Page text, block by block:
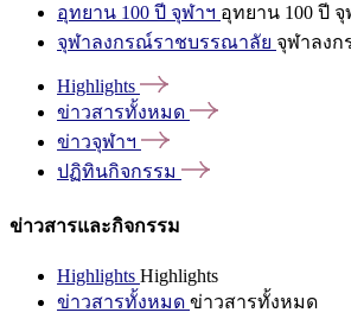
อุทยาน 100 ปี จุฬาฯ อุทยาน 100 ปี จุ
จุฬาลงกรณ์ราชบรรณาลัย จุฬาลง
Highlights
ข่าวสารทั้งหมด
ข่าวจุฬาฯ
ปฏิทินกิจกรรม
ข่าวสารและกิจกรรม
Highlights Highlights
ข่าวสารทั้งหมด ข่าวสารทั้งหมด